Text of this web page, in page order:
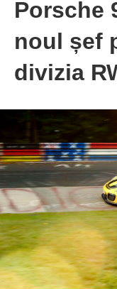
Porsche
noul șef
divizia